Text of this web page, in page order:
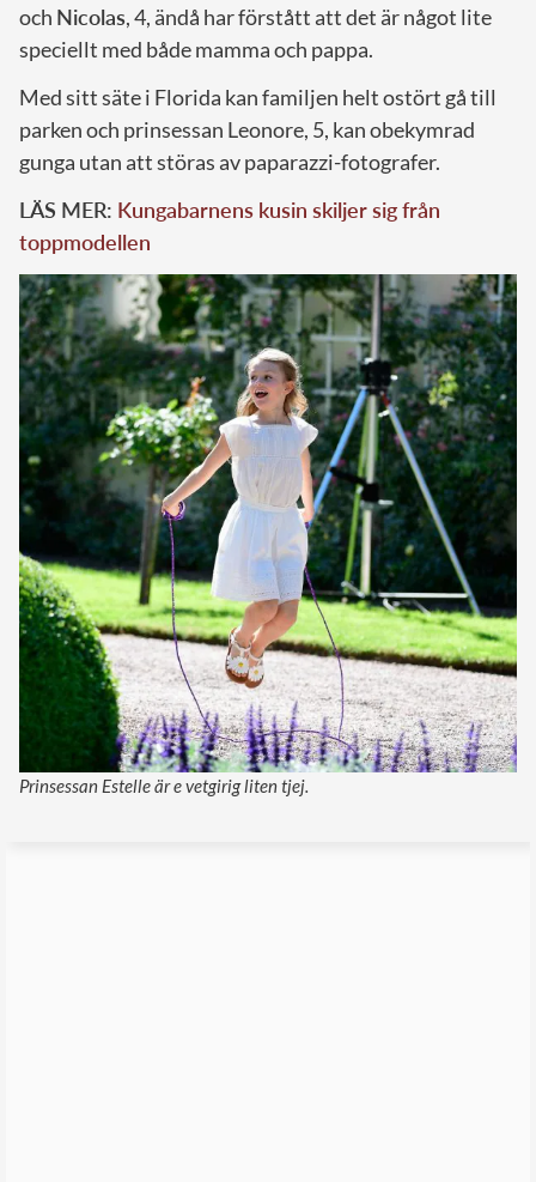
och Nicolas, 4, ändå har förstått att det är något lite
speciellt med både mamma och pappa.
Med sitt säte i Florida kan familjen helt ostört gå till
parken och prinsessan Leonore, 5, kan obekymrad
gunga utan att störas av paparazzi-fotografer.
LÄS MER: Kungabarnens kusin skiljer sig från
toppmodellen
Prinsessan Estelle är e vetgirig liten tjej.